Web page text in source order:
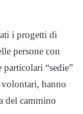
i progetti di
persone con
“sedie”
volontari, hanno
del cammino